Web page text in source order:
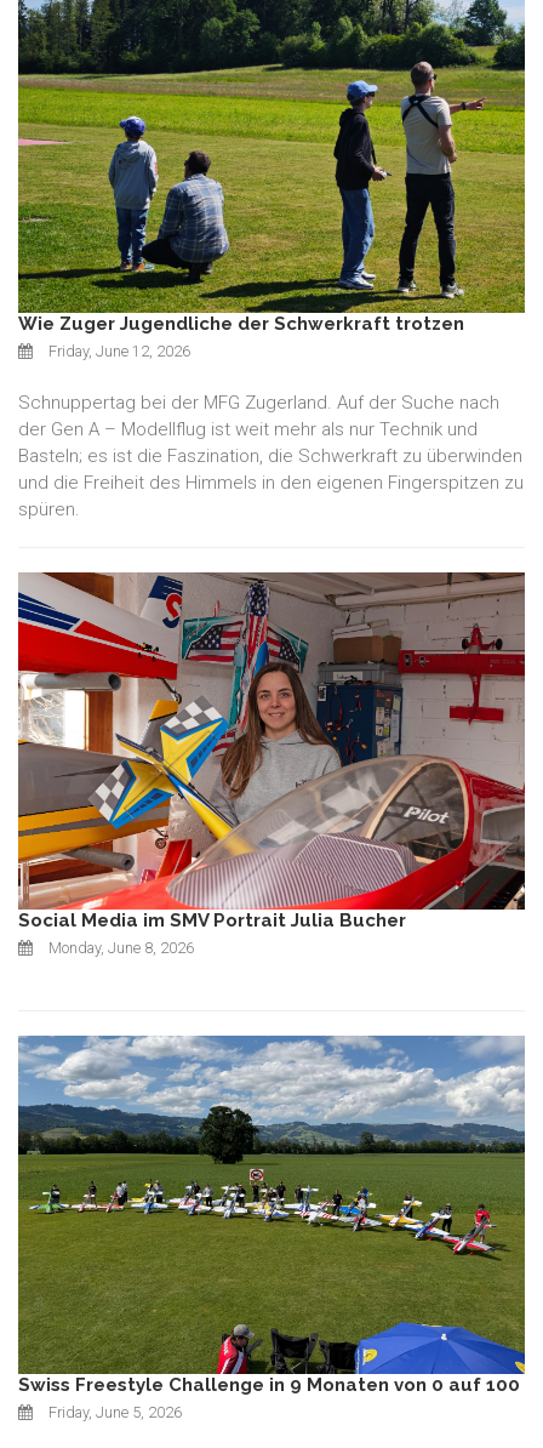
Wie Zuger Jugendliche der Schwerkraft trotzen
Friday, June 12, 2026
Schnuppertag bei der MFG Zugerland. Auf der Suche nach
der Gen A – Modellflug ist weit mehr als nur Technik und
Basteln; es ist die Faszination, die Schwerkraft zu überwinden
und die Freiheit des Himmels in den eigenen Fingerspitzen zu
spüren.
Social Media im SMV Portrait Julia Bucher
Monday, June 8, 2026
Swiss Freestyle Challenge in 9 Monaten von 0 auf 100
Friday, June 5, 2026